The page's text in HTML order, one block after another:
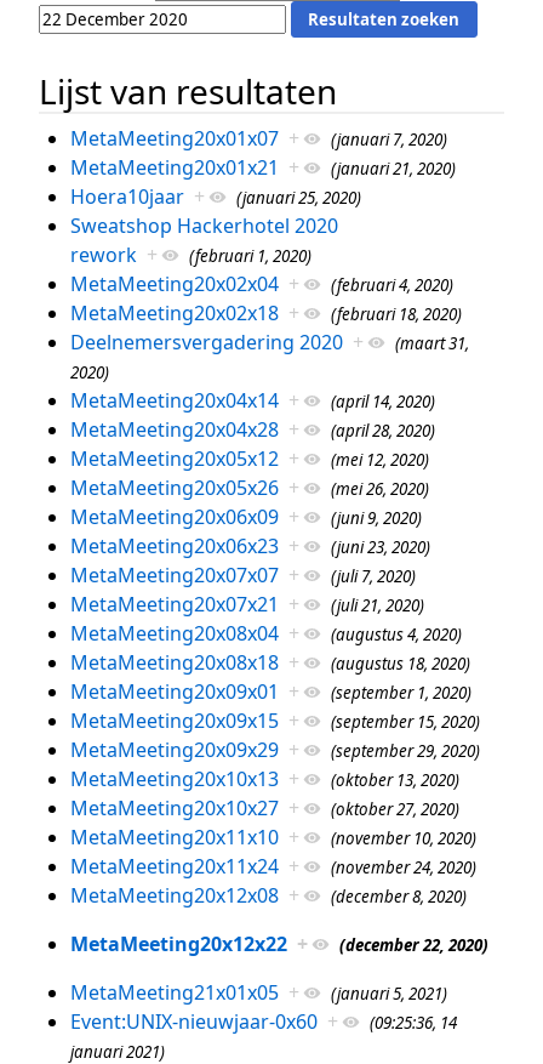
Lijst van resultaten
MetaMeeting20x01x07 + (januari 7, 2020)
MetaMeeting20x01x21 + (januari 21, 2020)
Hoera10jaar + (januari 25, 2020)
Sweatshop Hackerhotel 2020
rework + (februari 1, 2020)
MetaMeeting20x02x04 + (februari 4, 2020)
MetaMeeting20x02x18 + (februari 18, 2020)
Deelnemersvergadering 2020 +
(maart 31,
2020)
MetaMeeting20x04x14 + (april 14, 2020)
MetaMeeting20x04x28 + (april 28, 2020)
MetaMeeting20x05x12 + (mei 12, 2020)
MetaMeeting20x05x26 + (mei 26, 2020)
MetaMeeting20x06x09 + (juni 9, 2020)
MetaMeeting20x06x23 + (juni 23, 2020)
MetaMeeting20x07x07 + (juli 7, 2020)
MetaMeeting20x07x21 + (juli 21, 2020)
MetaMeeting20x08x04 + (augustus 4, 2020)
MetaMeeting20x08x18 + (augustus 18, 2020)
MetaMeeting20x09x01 + (september 1, 2020)
MetaMeeting20x09x15 + (september 15, 2020)
MetaMeeting20x09x29 + (september 29, 2020)
MetaMeeting20x10x13 + (oktober 13, 2020)
MetaMeeting20x10x27 + (oktober 27, 2020)
MetaMeeting20x11x10 + (november 10, 2020)
MetaMeeting20x11x24 + (november 24, 2020)
MetaMeeting20x12x08 + (december 8, 2020)
MetaMeeting20x12x22 + (december 22, 2020)
MetaMeeting21x01x05 + (januari 5, 2021)
Event:UNIX-nieuwjaar-0x60 +
(09:25:36, 14
januari 2021)